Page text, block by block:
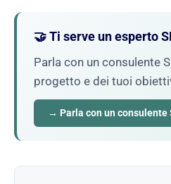
🤝 Ti serve un esperto
Parla con un consulente
progetto e dei tuoi
→ Parla con un consulente